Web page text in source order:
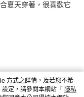
夏天穿著，很喜歡它
方式之詳情，及若您不希
定，請參閱本網站「 隱私